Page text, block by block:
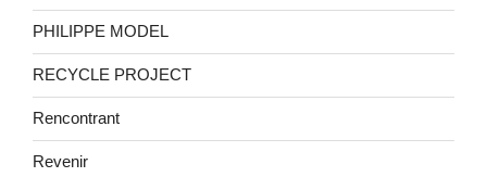
PHILIPPE MODEL
RECYCLE PROJECT
Rencontrant
Revenir